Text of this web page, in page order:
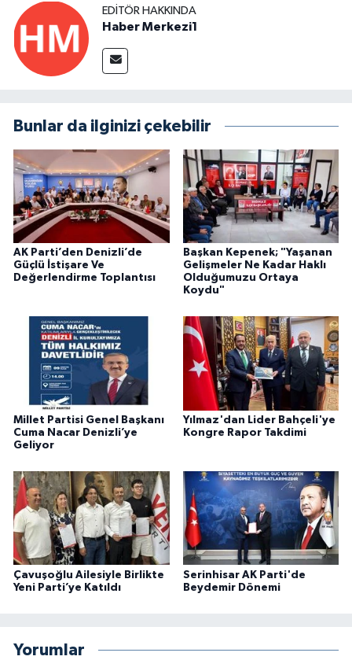
EDITÖR HAKKINDA
Haber Merkezi1
Bunlar da ilginizi çekebilir
AK Parti’den Denizli’de
Güçlü İstişare Ve
Değerlendirme Toplantısı
Başkan Kepenek; "Yaşanan
Gelişmeler Ne Kadar Haklı
Olduğumuzu Ortaya
Koydu"
Millet Partisi Genel Başkanı
Cuma Nacar Denizli’ye
Geliyor
Yılmaz'dan Lider Bahçeli'ye
Kongre Rapor Takdimi
Çavuşoğlu Ailesiyle Birlikte
Yeni Parti’ye Katıldı
Serinhisar AK Parti'de
Beydemir Dönemi
Yorumlar